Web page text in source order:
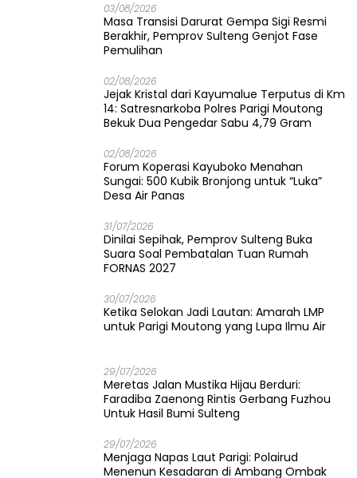
03/08/2026
Masa Transisi Darurat Gempa Sigi Resmi
Berakhir, Pemprov Sulteng Genjot Fase
Pemulihan
02/08/2026
Jejak Kristal dari Kayumalue Terputus di Km
14: Satresnarkoba Polres Parigi Moutong
Bekuk Dua Pengedar Sabu 4,79 Gram
02/08/2026
Forum Koperasi Kayuboko Menahan
Sungai: 500 Kubik Bronjong untuk “Luka”
Desa Air Panas
31/07/2026
Dinilai Sepihak, Pemprov Sulteng Buka
Suara Soal Pembatalan Tuan Rumah
FORNAS 2027
30/07/2026
Ketika Selokan Jadi Lautan: Amarah LMP
untuk Parigi Moutong yang Lupa Ilmu Air
29/07/2026
Meretas Jalan Mustika Hijau Berduri:
Faradiba Zaenong Rintis Gerbang Fuzhou
Untuk Hasil Bumi Sulteng
29/07/2026
​Menjaga Napas Laut Parigi: Polairud
Menenun Kesadaran di Ambang Ombak